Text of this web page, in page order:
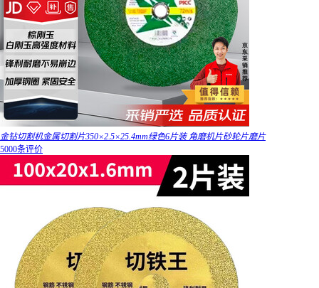
金钻切割机金属切割片350×2.5×25.4mm绿色6片装 角磨机片砂轮片磨片
5000条评价